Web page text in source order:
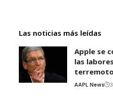
Las noticias más leídas
Apple se
las
AAPL News